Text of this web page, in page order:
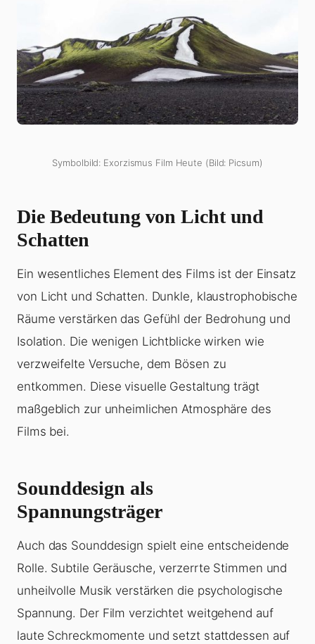
Symbolbild: Exorzismus Film Heute (Bild: Picsum)
Die Bedeutung von Licht und
Schatten
Ein wesentliches Element des Films ist der Einsatz
von Licht und Schatten. Dunkle, klaustrophobische
Räume verstärken das Gefühl der Bedrohung und
Isolation. Die wenigen Lichtblicke wirken wie
verzweifelte Versuche, dem Bösen zu
entkommen. Diese visuelle Gestaltung trägt
maßgeblich zur unheimlichen Atmosphäre des
Films bei.
Sounddesign als
Spannungsträger
Auch das Sounddesign spielt eine entscheidende
Rolle. Subtile Geräusche, verzerrte Stimmen und
unheilvolle Musik verstärken die psychologische
Spannung. Der Film verzichtet weitgehend auf
laute Schreckmomente und setzt stattdessen auf